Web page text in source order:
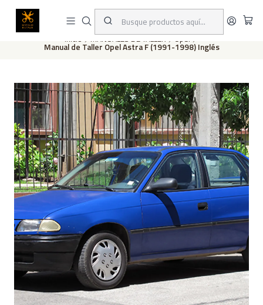
Este es el texto del slide
Inicio MANUALES DE TALLER Opel
Manual de Taller Opel Astra F (1991-1998) Inglés